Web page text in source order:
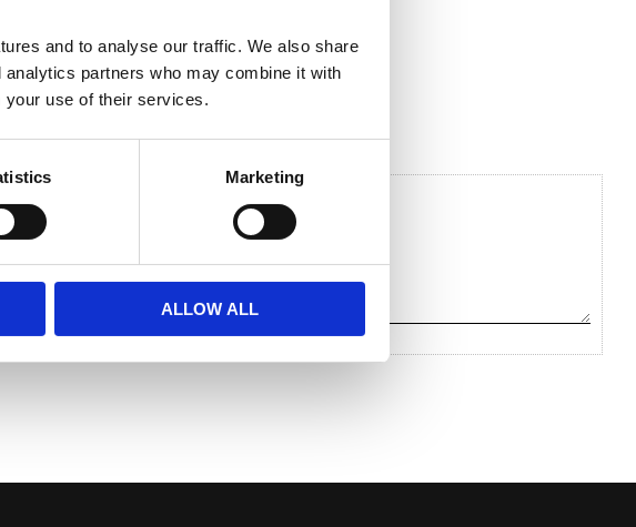
and to analyse our traffic. We also share
partners who may combine it with
your use of their services.
Marketing
ALLOW ALL